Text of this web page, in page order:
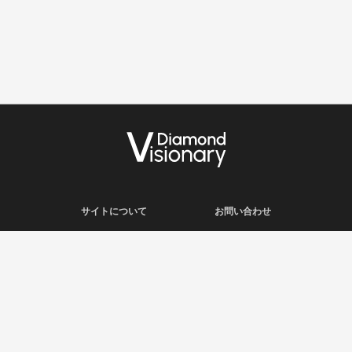
サイトについて お問い合わせ